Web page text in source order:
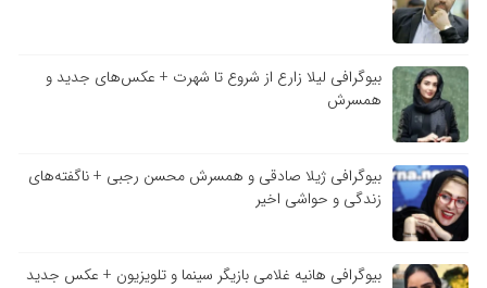
بیوگرافی لیلا زارع از شروع تا شهرت + عکس‌های جدید و
همسرش
بیوگرافی ژیلا صادقی و همسرش محسن رجبی + ناگفته‌های
زندگی و حواشی اخیر
بیوگرافی هانیه غلامی بازیگر سینما و تلویزیون + عکس جدید